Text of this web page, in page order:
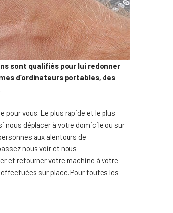
sont qualifiés pour lui redonner
d’ordinateurs portables, des
pour vous. Le plus rapide et le plus
nous déplacer à votre domicile ou sur
aux alentours de
nous voir et nous
et retourner votre machine à votre
sur place. Pour toutes les